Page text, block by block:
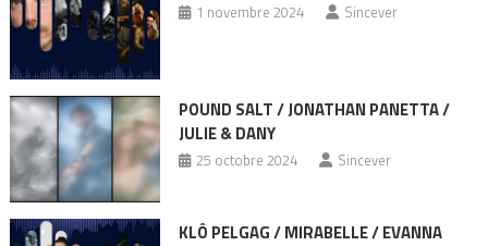
1 novembre 2024 Sincever
POUND SALT / JONATHAN PANETTA /
JULIE & DANY
25 octobre 2024 Sincever
KLÔ PELGAG / MIRABELLE / EVANNA